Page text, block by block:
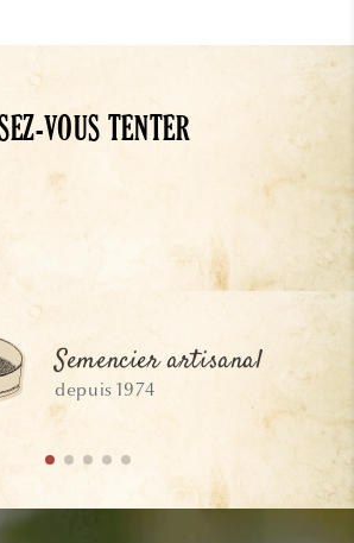
VOUS TENTER
Semencier artisanal
depuis 1974